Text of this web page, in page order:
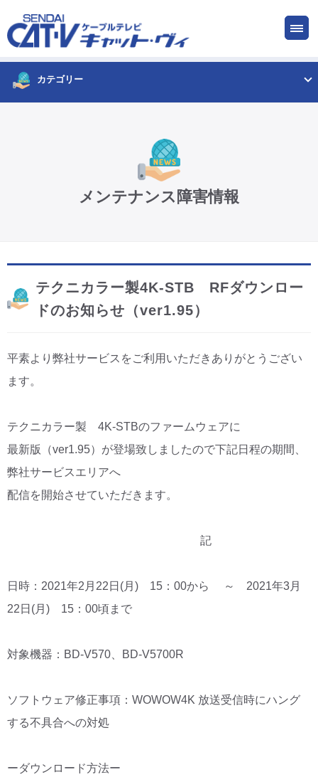
カテゴリー
メンテナンス障害情報
テクニカラー製4K-STB RFダウンロー
ドのお知らせ（ver1.95）
平素より弊社サービスをご利用いただきありがとうござい
ます。
テクニカラー製 4K-STBのファームウェアに
最新版（ver1.95）が登場致しましたので下記日程の期間、
弊社サービスエリアへ
配信を開始させていただきます。
記
日時：2021年2月22日(月) 15：00から ～ 2021年3月
22日(月) 15：00頃まで
対象機器：BD-V570、BD-V5700R
ソフトウェア修正事項：WOWOW4K 放送受信時にハング
する不具合への対処
ーダウンロード方法ー
お申し込み
ご検討中の方
サービス
サービスエリア
CM・広告掲載